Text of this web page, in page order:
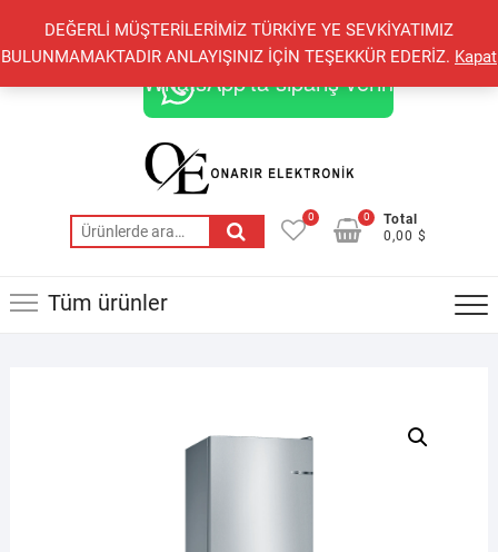
DEĞERLİ MÜŞTERİLERİMİZ TÜRKİYE YE SEVKİYATIMIZ
BULUNMAMAKTADIR ANLAYIŞINIZ İÇİN TEŞEKKÜR EDERİZ. Kapat
content
+90 548 821 78 85 +90 548 855 25 53
onarirelektronik@gmail.com
WhatsApp'ta sipariş verin
Ara:
0
Total
0,00 $
0
Tüm ürünler